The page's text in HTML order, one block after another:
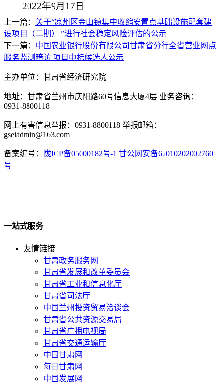
2022年9月 17 日
上一篇： 关于“凉州区金山镇集中收缩安置点基础设施配套建
设项目（二期） ”进行社会稳定风险评估的公示
下一篇： 中国农业银行股份有限公司甘肃省分行全省营业网点
服务监测暗访 项目中标候选人公示
主办单位：甘肃省经济研究院
地址：甘肃省兰州市庆阳路60号信息大厦4层 业务咨询：
0931-8800118
网上有害信息举报：0931-8800118 举报邮箱：
gseiadmin@163.com
备案编号： 陇ICP备05000182号-1 甘公网安备62010202002760
号
一站式服务
友情链接
甘肃政务服务网
甘肃省发展和改革委员会
甘肃省工业和信息化厅
甘肃省司法厅
中国兰州投资贸易洽谈会
甘肃省公共资源交易局
甘肃省广播电视局
甘肃省交通运输厅
中国甘肃网
每日甘肃网
中国发展网